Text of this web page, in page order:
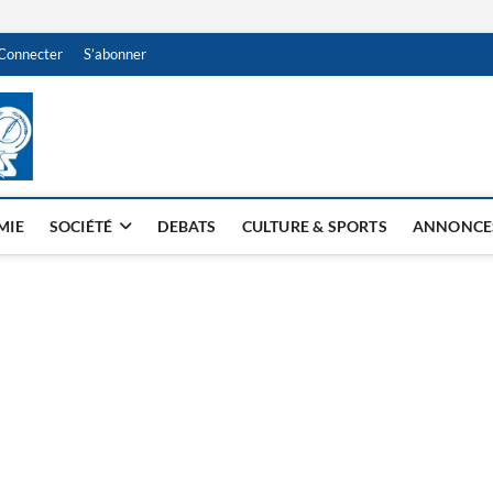
S’abonner
NDJAMENA HEBDO
SOCIÉTÉ DEBATS CULTURE & SPORTS